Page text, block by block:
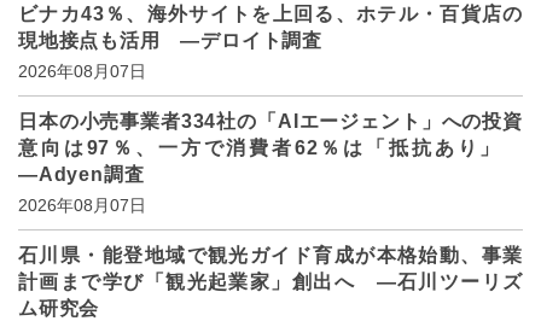
ビナカ43％、海外サイトを上回る、ホテル・百貨店の
現地接点も活用 ―デロイト調査
2026年08月07日
日本の小売事業者334社の「AIエージェント」への投資
意向は97％、一方で消費者62％は「抵抗あり」
―Adyen調査
2026年08月07日
石川県・能登地域で観光ガイド育成が本格始動、事業
計画まで学び「観光起業家」創出へ ―石川ツーリズ
ム研究会